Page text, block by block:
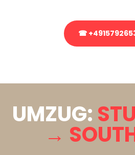
☎
UMZUG:
→